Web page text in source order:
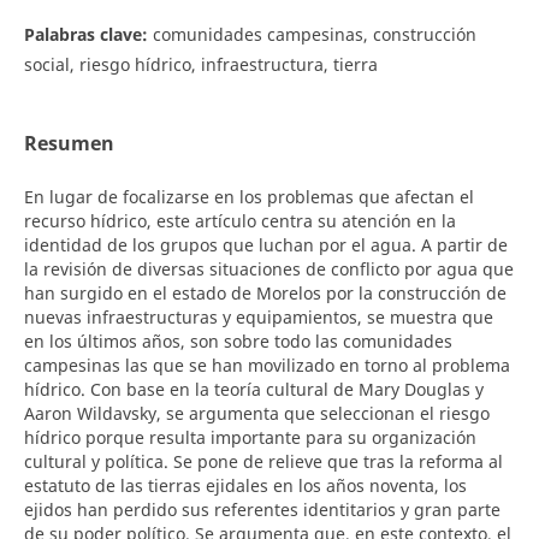
Palabras clave: comunidades campesinas, construcción
social, riesgo hídrico, infraestructura, tierra
Resumen
En lugar de focalizarse en los problemas que afectan el
recurso hídrico, este artículo centra su atención en la
identidad de los grupos que luchan por el agua. A partir de
la revisión de diversas situaciones de conflicto por agua que
han surgido en el estado de Morelos por la construcción de
nuevas infraestructuras y equipamientos, se muestra que
en los últimos años, son sobre todo las comunidades
campesinas las que se han movilizado en torno al problema
hídrico. Con base en la teoría cultural de Mary Douglas y
Aaron Wildavsky, se argumenta que seleccionan el riesgo
hídrico porque resulta importante para su organización
cultural y política. Se pone de relieve que tras la reforma al
estatuto de las tierras ejidales en los años noventa, los
ejidos han perdido sus referentes identitarios y gran parte
de su poder político. Se argumenta que, en este contexto, el